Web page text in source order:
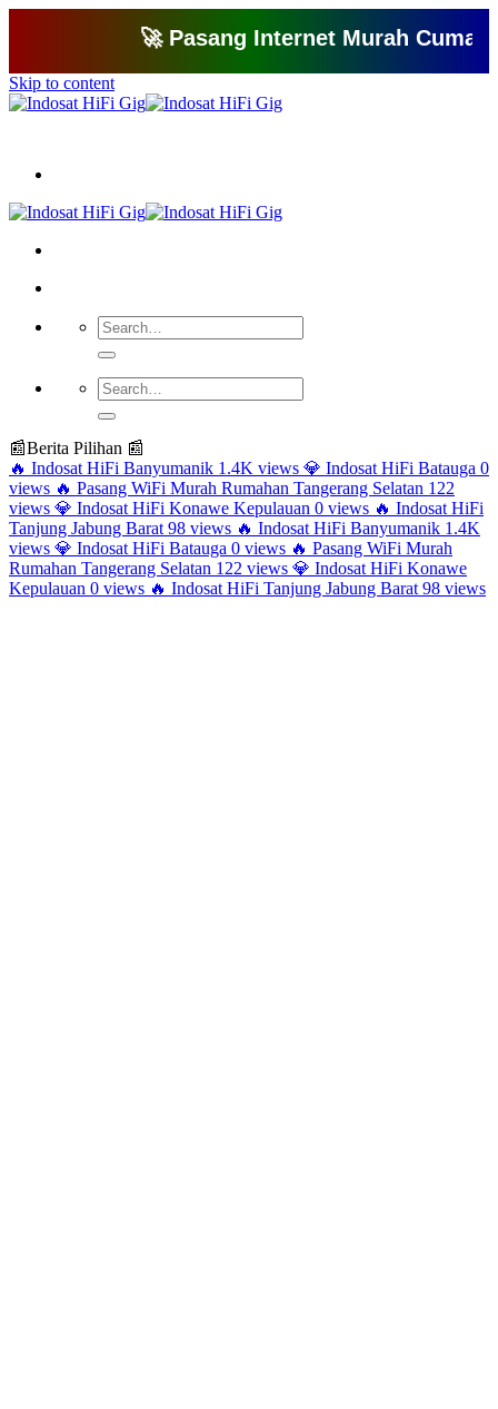
🚀 Pasang Internet Murah Cuma 150
Skip to content
📰Berita Pilihan 📰
🔥 Indosat HiFi Banyumanik 1.4K views 💎 Indosat HiFi Batauga 0
views 🔥 Pasang WiFi Murah Rumahan Tangerang Selatan 122
views 💎 Indosat HiFi Konawe Kepulauan 0 views 🔥 Indosat HiFi
Tanjung Jabung Barat 98 views 🔥 Indosat HiFi Banyumanik 1.4K
views 💎 Indosat HiFi Batauga 0 views 🔥 Pasang WiFi Murah
Rumahan Tangerang Selatan 122 views 💎 Indosat HiFi Konawe
Kepulauan 0 views 🔥 Indosat HiFi Tanjung Jabung Barat 98 views